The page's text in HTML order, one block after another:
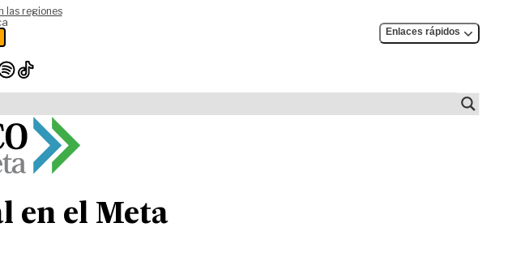
las regiones
Enlaces rápidos
en el Meta